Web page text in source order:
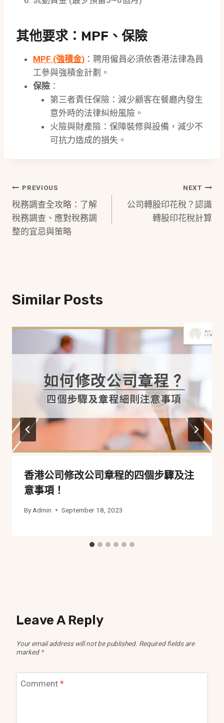
其他要求：MPF、保險
MPF (強積金) ：聘用僱員必須依香港法律為員
工參與強積金計劃。
保險 ：
第三者責任保險：減少顧客在餐廳內發生
意外時的法律糾紛風險。
火險與財產險：保障裝修與設備，減少不
可抗力造成的損失。
Post
Navigation
PREVIOUS
稅務調查全攻略：了解
稅務調查、應對稅務調
整的宜忌與策略
NEXT
公司轉股印花稅？認識
轉股印花稅計算
Similar Posts
香港公司修改公司章程的四個步驟及注
意事項！
By Admin September 18, 2023
Leave A Reply
Your email address will not be published. Required fields are
marked *
Comment *